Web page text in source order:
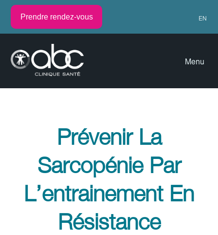
Prendre rendez-vous EN
Menu
Prévenir La
Sarcopénie Par
L’entrainement En
Résistance